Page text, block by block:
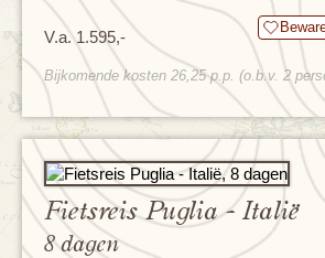
V.a. 1.595,-
Bijkomende kosten 26,25 p.p. (o.b.v. 2
Fietsreis Puglia - Italië
8 dagen